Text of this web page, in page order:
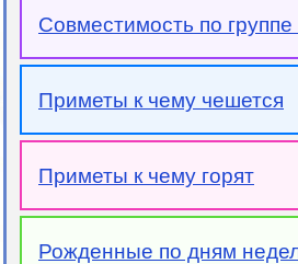
Совместимость по группе
Приметы к чему чешется
Приметы к чему горят
Рожденные по дням